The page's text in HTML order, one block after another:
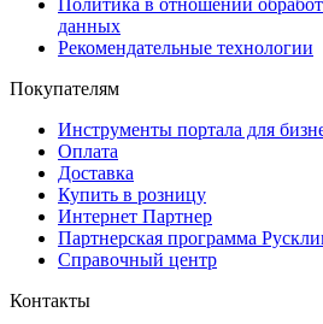
Политика в отношении
данных
Рекомендательные технологии
Покупателям
Инструменты портала для
Оплата
Доставка
Купить в розницу
Интернет Партнер
Партнерская программа
Справочный центр
Контакты